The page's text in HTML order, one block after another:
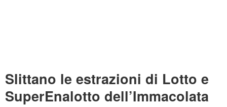
Slittano le estrazioni di Lotto e
SuperEnalotto dell’Immacolata